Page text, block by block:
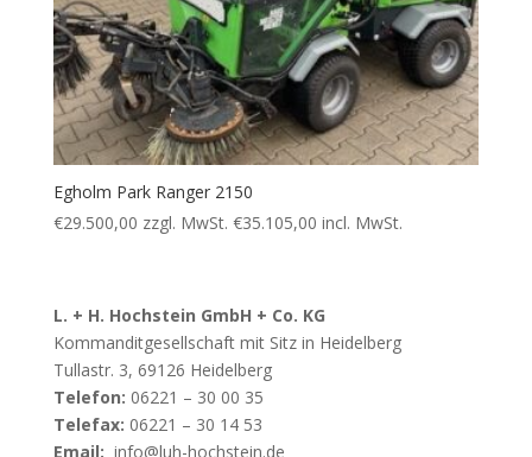
Egholm Park Ranger 2150
€29.500,00 zzgl. MwSt. €35.105,00 incl. MwSt.
L. + H. Hochstein GmbH + Co. KG
Kommanditgesellschaft mit Sitz in Heidelberg
Tullastr. 3, 69126 Heidelberg
Telefon: 06221 – 30 00 35
Telefax: 06221 – 30 14 53
Email: info@luh-hochstein.de